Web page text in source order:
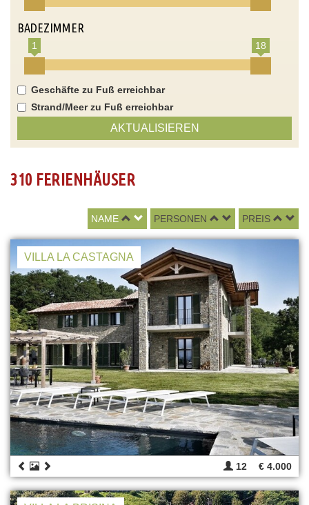
BADEZIMMER
1 18
Geschäfte zu Fuß erreichbar
Strand/Meer zu Fuß erreichbar
AKTUALISIEREN
310 FERIENHÄUSER
NAME PERSONEN PREIS
VILLA LA CASTAGNA
12 € 4.000